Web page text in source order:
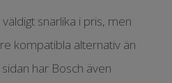
snarlika i pris, men
kompatibla alternativ än
har Bosch även